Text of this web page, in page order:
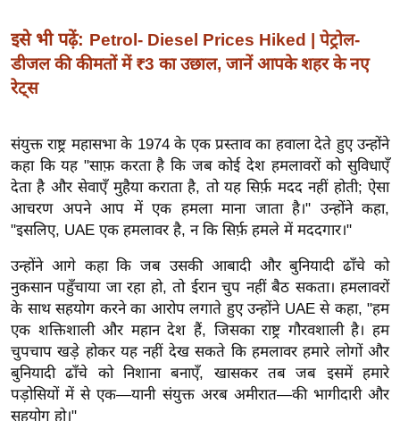
सा
ल
बे
सा
ल
श
ख्सि
य
त
यं
ग
इं
डि
या
सा
इसे भी पढ़ें: Petrol- Diesel Prices Hiked | पेट्रोल-
डीजल की कीमतों में ₹3 का उछाल, जानें आपके शहर के नए
रेट्स
संयुक्त राष्ट्र महासभा के 1974 के एक प्रस्ताव का हवाला देते हुए उन्होंने
कहा कि यह "साफ़ करता है कि जब कोई देश हमलावरों को सुविधाएँ
देता है और सेवाएँ मुहैया कराता है, तो यह सिर्फ़ मदद नहीं होती; ऐसा
आचरण अपने आप में एक हमला माना जाता है।" उन्होंने कहा,
"इसलिए, UAE एक हमलावर है, न कि सिर्फ़ हमले में मददगार।"
उन्होंने आगे कहा कि जब उसकी आबादी और बुनियादी ढाँचे को
नुकसान पहुँचाया जा रहा हो, तो ईरान चुप नहीं बैठ सकता। हमलावरों
के साथ सहयोग करने का आरोप लगाते हुए उन्होंने UAE से कहा, "हम
एक शक्तिशाली और महान देश हैं, जिसका राष्ट्र गौरवशाली है। हम
चुपचाप खड़े होकर यह नहीं देख सकते कि हमलावर हमारे लोगों और
बुनियादी ढाँचे को निशाना बनाएँ, खासकर तब जब इसमें हमारे
पड़ोसियों में से एक—यानी संयुक्त अरब अमीरात—की भागीदारी और
सहयोग हो।"